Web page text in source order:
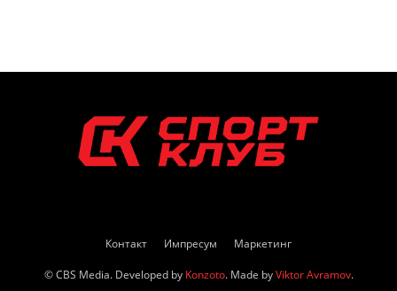
Контакт Импресум Маркетинг
© CBS Media. Developed by Konzoto. Made byViktor Avramov.